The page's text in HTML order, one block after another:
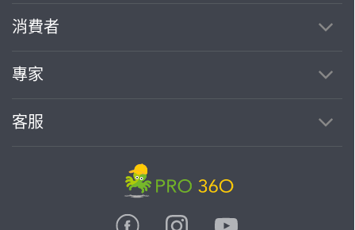
消費者
專家
客服